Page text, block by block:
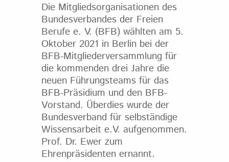
Die Mitgliedsorganisationen des
Bundesverbandes der Freien
Berufe e. V. (BFB) wählten am 5.
Oktober 2021 in Berlin bei der
BFB-Mitgliederversammlung für
die kommenden drei Jahre die
neuen Führungsteams für das
BFB-Präsidium und den BFB-
Vorstand. Überdies wurde der
Bundesverband für selbständige
Wissensarbeit e.V. aufgenommen.
Prof. Dr. Ewer zum
Ehrenpräsidenten ernannt.